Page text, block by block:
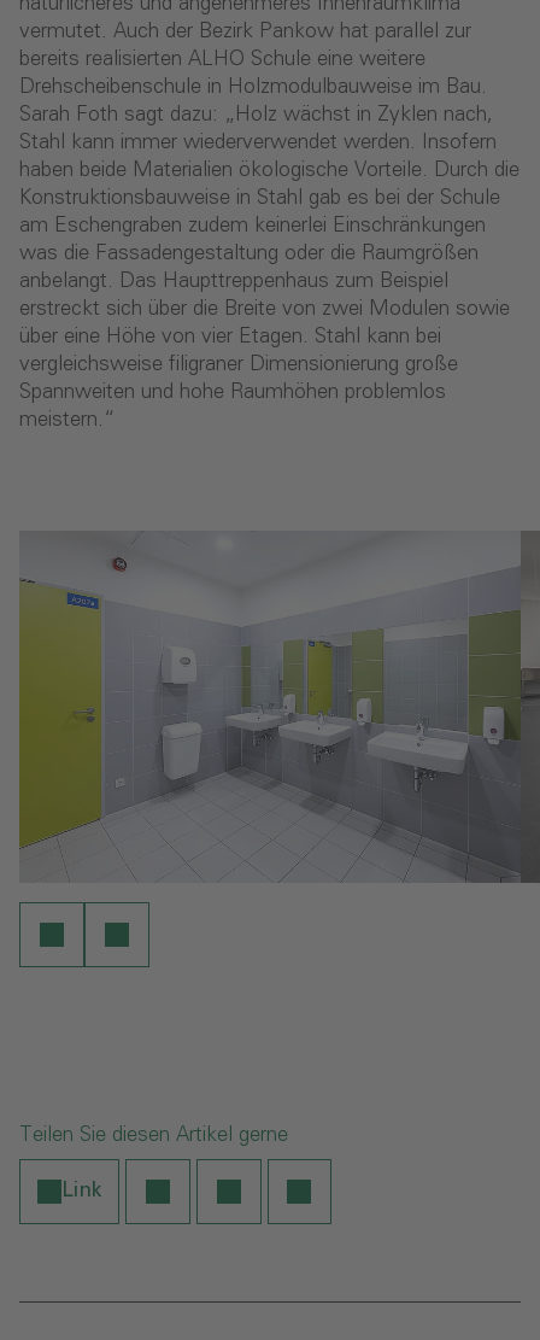
natürlicheres und angenehmeres Innenraumklima
vermutet. Auch der Bezirk Pankow hat parallel zur
bereits realisierten ALHO Schule eine weitere
Drehscheibenschule in Holzmodulbauweise im Bau.
Sarah Foth sagt dazu: „Holz wächst in Zyklen nach,
Stahl kann immer wiederverwendet werden. Insofern
haben beide Materialien ökologische Vorteile. Durch die
Konstruktionsbauweise in Stahl gab es bei der Schule
am Eschengraben zudem keinerlei Einschränkungen
was die Fassadengestaltung oder die Raumgrößen
anbelangt. Das Haupttreppenhaus zum Beispiel
erstreckt sich über die Breite von zwei Modulen sowie
über eine Höhe von vier Etagen. Stahl kann bei
vergleichsweise filigraner Dimensionierung große
Spannweiten und hohe Raumhöhen problemlos
meistern.“
Teilen Sie diesen Artikel gerne
Link